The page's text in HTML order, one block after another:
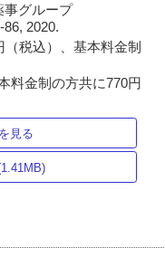
事グループ
86, 2020.
税込）、基本料金制
料金制の方共に770円
見る